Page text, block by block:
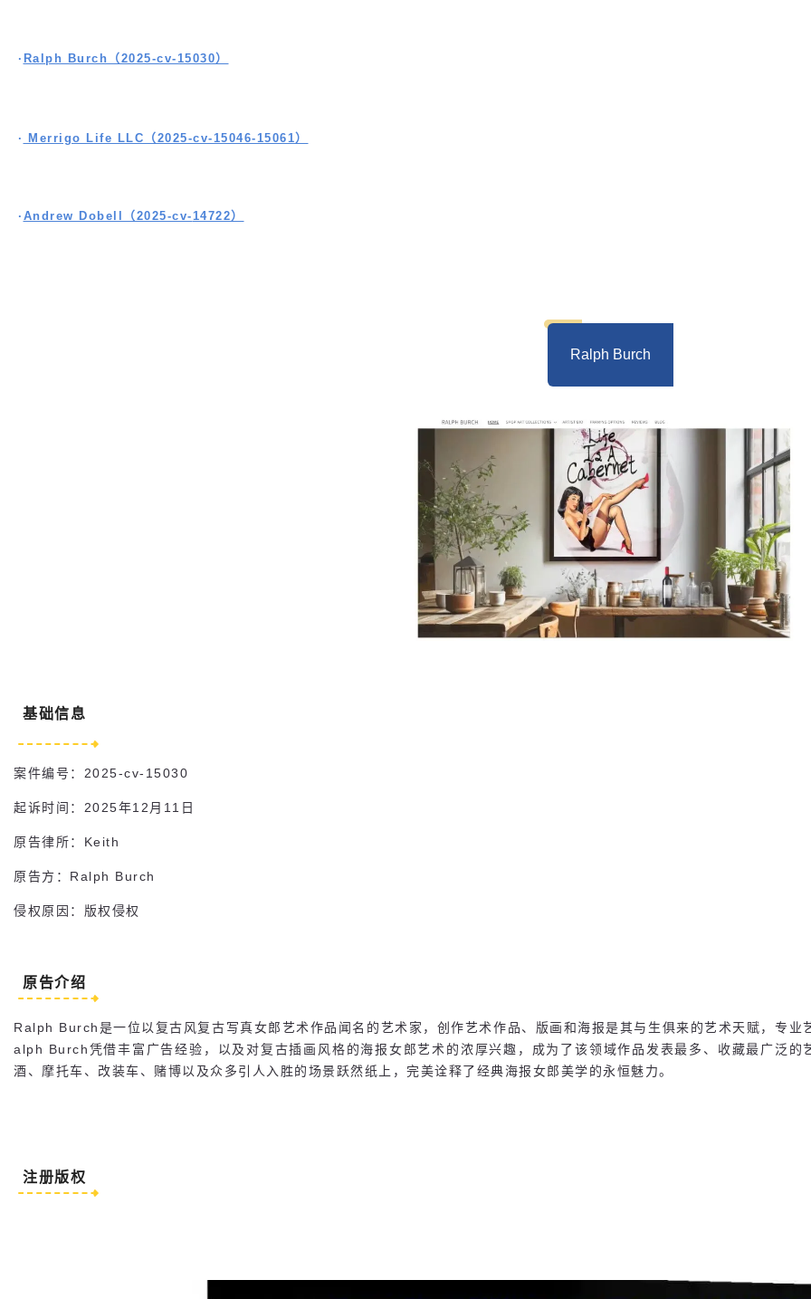
· Ralph Burch（2025-cv-15030）
· Merrigo Life LLC（2025-cv-15046-15061）
· Andrew Dobell （2025-cv-14722）
Ralph Burch
基础信息
案件编号：2025-cv-15030
起诉时间：2025年12月11日
原告律所： Keith
原告方： Ralph Burch
侵权原因：版权侵权
原告介绍
Ralph Burch是一位以复古风复古写真女郎艺术作品闻名的艺术家，创作艺术作品、版画和海报是其与生俱来的艺术天赋，专
alph Burch凭借丰富广告经验，以及对复古插画风格的海报女郎艺术的浓厚兴趣，成为了该领域作品发表最多、收藏最广泛
酒、摩托车、改装车、赌博以及众多引人入胜的场景跃然纸上，完美诠释了经典海报女郎美学的永恒魅力。
注册版权